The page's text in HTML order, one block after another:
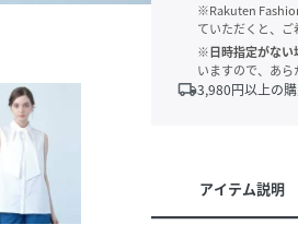
※Rakuten
ていただくと、ご
※日時指定がない
いますので、あら
local_shipping3,980円以上の
アイテム説明